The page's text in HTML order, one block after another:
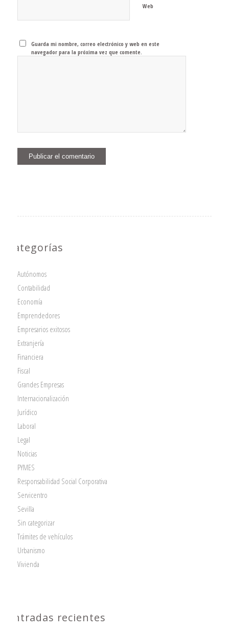
Web
Guarda mi nombre, correo electrónico y web en este
navegador para la próxima vez que comente.
Categorías
Autónomos
Contabilidad
Economía
Emprendedores
Empresarios exitosos
Extranjería
Financiera
Fiscal
Grandes Empresas
Internacionalización
Jurídico
Laboral
Legal
Noticias
PYMES
Responsabilidad Social Corporativa
Servicentro
Sevilla
Sin categorizar
Trámites de vehículos
Urbanismo
Vivienda
Entradas recientes